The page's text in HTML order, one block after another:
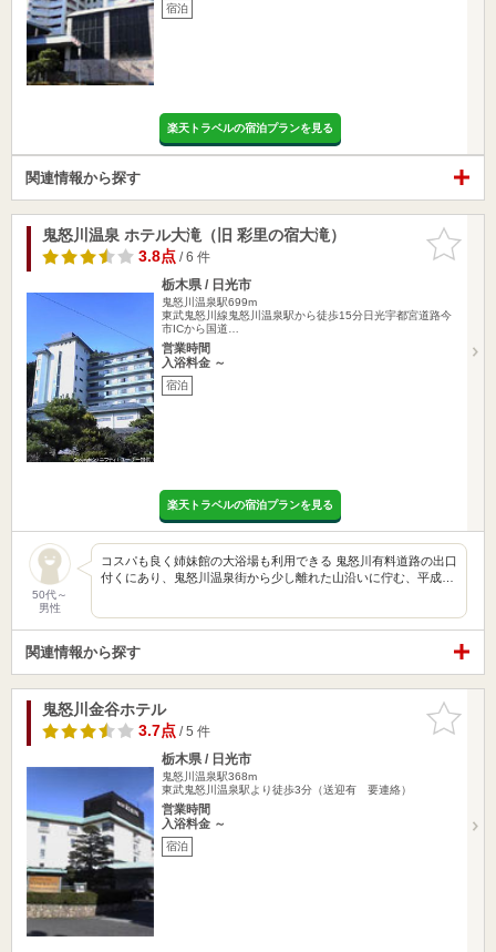
宿泊
楽天トラベルの宿泊プランを見る
関連情報から探す
お気に入
りに追加
鬼怒川温泉 ホテル大滝（旧 彩里の宿大滝）
3.8点/ 6 件
栃木県 / 日光市
鬼怒川温泉駅699m
東武鬼怒川線鬼怒川温泉駅から徒歩15分日光宇都宮道路今
市ICから国道…
営業時間
入浴料金 ～
宿泊
楽天トラベルの宿泊プランを見る
50代～
男性
コスパも良く姉妹館の大浴場も利用できる 鬼怒川有料道路の出口
付くにあり、鬼怒川温泉街から少し離れた山沿いに佇む、平成…
関連情報から探す
お気に入
りに追加
鬼怒川金谷ホテル
3.7点/ 5 件
栃木県 / 日光市
鬼怒川温泉駅368m
東武鬼怒川温泉駅より徒歩3分（送迎有 要連絡）
営業時間
入浴料金 ～
宿泊